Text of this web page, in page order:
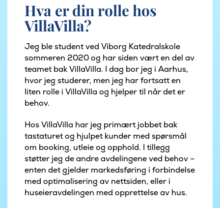
Hva er din rolle hos
VillaVilla?
Jeg ble student ved Viborg Katedralskole
sommeren 2020 og har siden vært en del av
teamet bak VillaVilla. I dag bor jeg i Aarhus,
hvor jeg studerer, men jeg har fortsatt en
liten rolle i VillaVilla og hjelper til når det er
behov.
Hos VillaVilla har jeg primært jobbet bak
tastaturet og hjulpet kunder med spørsmål
om booking, utleie og opphold. I tillegg
støtter jeg de andre avdelingene ved behov –
enten det gjelder markedsføring i forbindelse
med optimalisering av nettsiden, eller i
huseieravdelingen med opprettelse av hus.